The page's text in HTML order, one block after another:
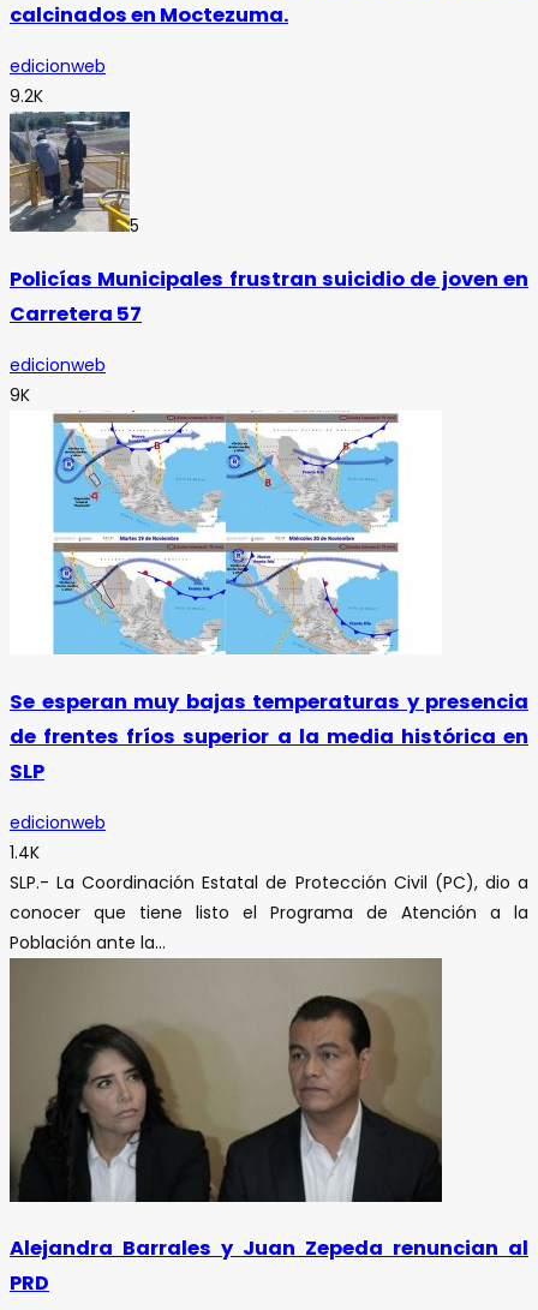
calcinados en Moctezuma.
edicionweb
9.2K
5
Policías Municipales frustran suicidio de joven en
Carretera 57
edicionweb
9K
Se esperan muy bajas temperaturas y presencia
de frentes fríos superior a la media histórica en
SLP
edicionweb
1.4K
SLP.- La Coordinación Estatal de Protección Civil (PC), dio a
conocer que tiene listo el Programa de Atención a la
Población ante la...
Alejandra Barrales y Juan Zepeda renuncian al
PRD